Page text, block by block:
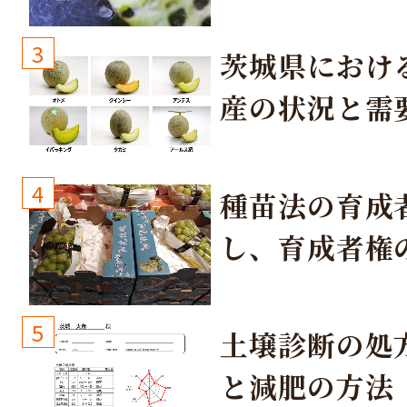
3
茨城県におけ
産の状況と需
4
種苗法の育成
し、育成者権
しょう！
5
土壌診断の処
と減肥の方法